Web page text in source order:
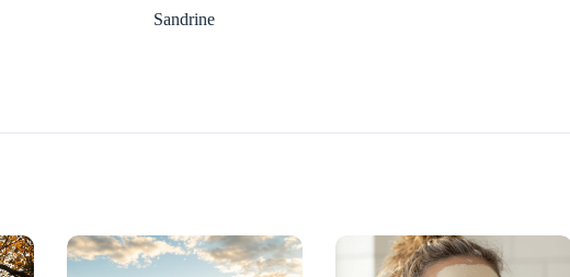
Sandrine